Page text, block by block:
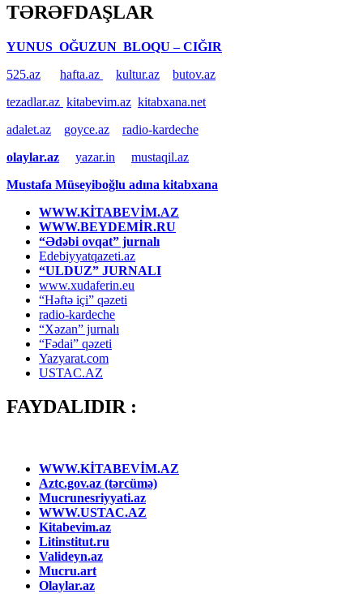
TƏRƏFDAŞLAR
YUNUS OĞUZUN BLOQU – CIĞIR
525.az
hafta.az kultur.az
butov.az
tezadlar.az kitabevim.az kitabxana.net
adalet.az
goyce.az
radio-kardeche
olaylar.az
yazar.in
mustaqil.az
Mustafa Müseyiboğlu adına kitabxana
WWW.KİTABEVİM.AZ
WWW.BEYDEMİR.RU
“Ədəbi ovqat” jurnalı
Edebiyyatqazeti.az
“ULDUZ” JURNALI
www.xudaferin.eu
“Həftə içi” qəzeti
radio-kardeche
“Xəzan” jurnalı
“Fədai” qəzeti
Yazyarat.com
USTAC.AZ
FAYDALIDIR :
WWW.KİTABEVİM.AZ
Aztc.gov.az (tərcümə)
Mucrunesriyyati.az
WWW.USTAC.AZ
Kitabevim.az
Litinstitut.ru
Valideyn.az
Mucru.art
Olaylar.az